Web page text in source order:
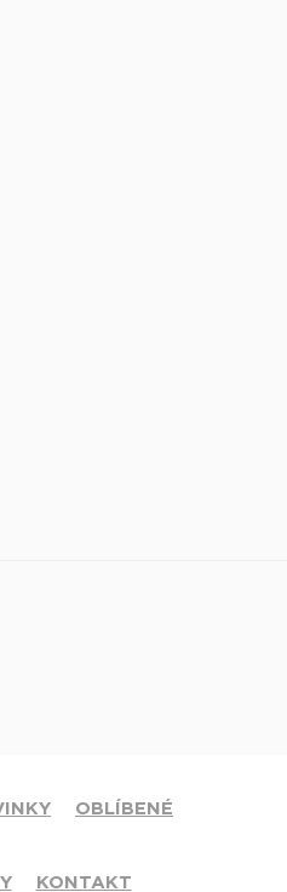
OBLÍBENÉ
KONTAKT